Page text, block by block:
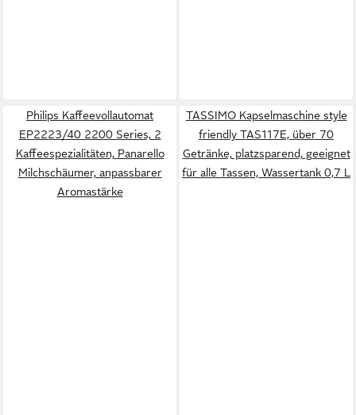
Philips Kaffeevollautomat
EP2223/40 2200 Series, 2
Kaffeespezialitäten, Panarello
Milchschäumer, anpassbarer
Aromastärke
TASSIMO Kapselmaschine style
friendly TAS117E, über 70
Getränke, platzsparend, geeignet
für alle Tassen, Wassertank 0,7 L